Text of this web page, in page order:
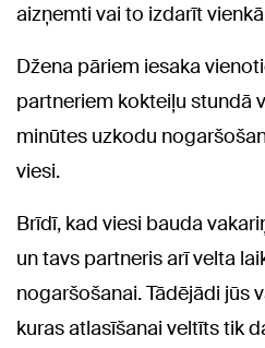
aizņemti vai to izdarīt
Džena pāriem iesaka
partneriem kokteiļu stundā
minūtes uzkodu
viesi.
Brīdī, kad viesi bauda
un tavs partneris arī velta
nogaršošanai. Tādējādi jūs
kuras atlasīšanai veltīts tik